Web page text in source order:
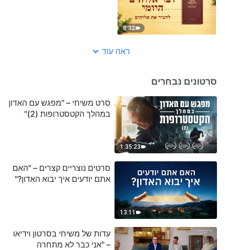
8:32
ראה עוד
סרטונים נבחרים
1:35:23
סרט משיחי – "מפגש עם האדון
במהלך הקטסטרופות (2)"
13:11
סרטים נוצריים קצרים – "האם
אתם יודעים איך יבוא האדון?"
עדות של משיחי בסרטון וידיאו
– "אני כבר לא מתחרה